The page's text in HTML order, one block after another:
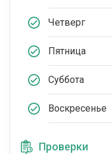
Четверг
Пятница
Суббота
Воскресенье
Проверки